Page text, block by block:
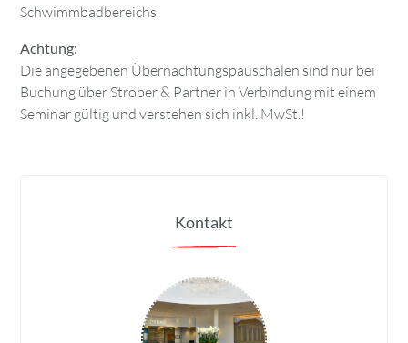
Schwimmbadbereichs
Achtung:
Die angegebenen Übernachtungspauschalen sind nur bei
Buchung über Strober & Partner in Verbindung mit einem
Seminar gültig und verstehen sich inkl. MwSt.!
Kontakt